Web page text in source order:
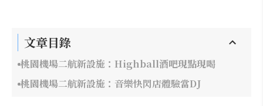
文章目錄
桃園機場二航新設施：Highball酒吧現點現喝
桃園機場二航新設施：音樂快閃店體驗當DJ